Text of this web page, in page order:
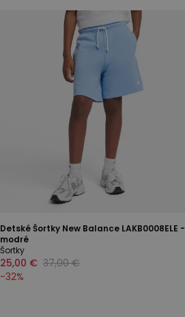
Detské Šortky New Balance LAKB0008ELE -
modré
Šortky
25,00 € 37,00 €
-32%